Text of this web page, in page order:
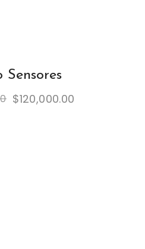
Sensores
$120,000.00